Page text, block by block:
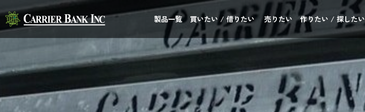
製品一覧 買いたい / 借りたい 売りたい 作りたい / 探したい